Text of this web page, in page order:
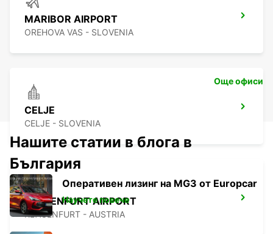
MARIBOR AIRPORT
OREHOVA VAS - SLOVENIA
CELJE
CELJE - SLOVENIA
KLAGENFURT AIRPORT
KLAGENFURT - AUSTRIA
Още офиси
Нашите статии в блога в
България
Оперативен лизинг на MG3 от Europcar
Научете повече